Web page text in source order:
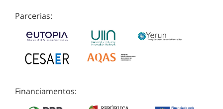
Parcerias:
Financiamentos: